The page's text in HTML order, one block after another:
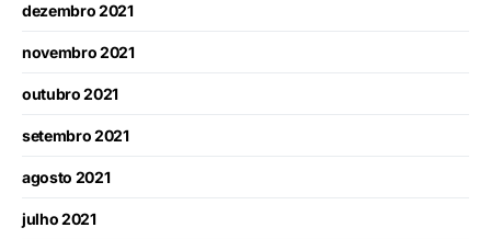
dezembro 2021
novembro 2021
outubro 2021
setembro 2021
agosto 2021
julho 2021